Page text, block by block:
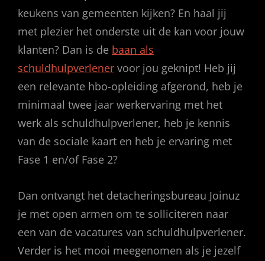
keukens van gemeenten kijken? En haal jij
met plezier het onderste uit de kan voor jouw
klanten? Dan is de baan als
schuldhulpverlener voor jou geknipt! Heb jij
een relevante hbo-opleiding afgerond, heb je
minimaal twee jaar werkervaring met het
werk als schuldhulpverlener, heb je kennis
van de sociale kaart en heb je ervaring met
Fase 1 en/of Fase 2?
Dan ontvangt het detacheringsbureau Joinuz
je met open armen om te solliciteren naar
een van de vacatures van schuldhulpverlener.
Verder is het mooi meegenomen als je jezelf